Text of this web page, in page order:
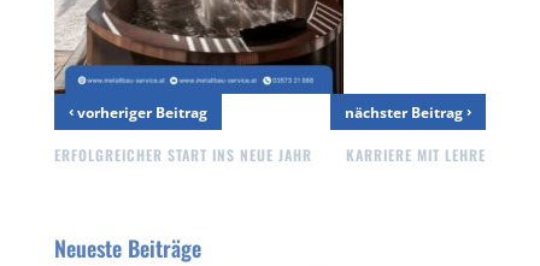
‹vorheriger Beitrag
ERFOLGREICHER START INS NEUE JAHR
nächster Beitrag›
KARRIERE MIT LEHRE
Neueste Beiträge